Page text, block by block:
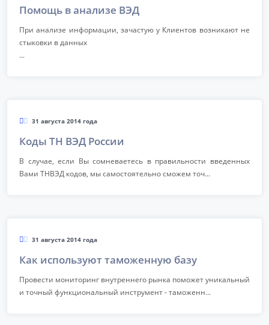
Помощь в анализе ВЭД
При анализе информации, зачастую у Клиентов возникают не
стыковки в данных
...
31 августа 2014 года
Коды ТН ВЭД России
В случае, если Вы сомневаетесь в правильности введенных
Вами ТНВЭД кодов, мы самостоятельно сможем точ...
31 августа 2014 года
Как используют таможенную базу
Провести мониторинг внутреннего рынка поможет уникальный
и точный функциональный инструмент - таможенн...